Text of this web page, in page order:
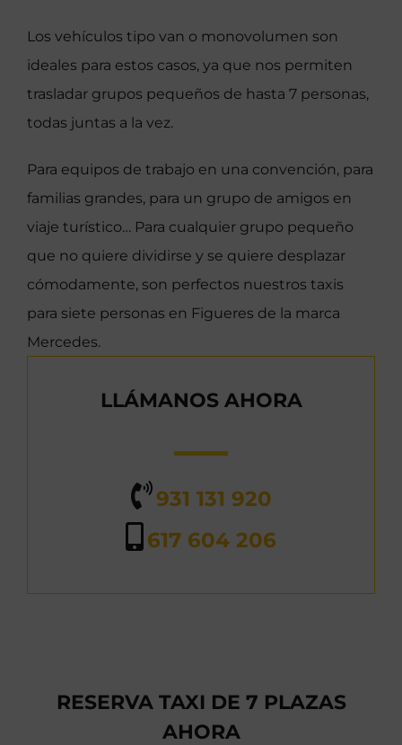
Los vehículos tipo van o monovolumen son
ideales para estos casos, ya que nos permiten
trasladar grupos pequeños de hasta 7 personas,
todas juntas a la vez.
Para equipos de trabajo en una convención, para
familias grandes, para un grupo de amigos en
viaje turístico… Para cualquier grupo pequeño
que no quiere dividirse y se quiere desplazar
cómodamente, son perfectos nuestros taxis
para siete personas en Figueres de la marca
Mercedes.
LLÁMANOS AHORA
931 131 920
617 604 206
RESERVA TAXI DE 7 PLAZAS
AHORA